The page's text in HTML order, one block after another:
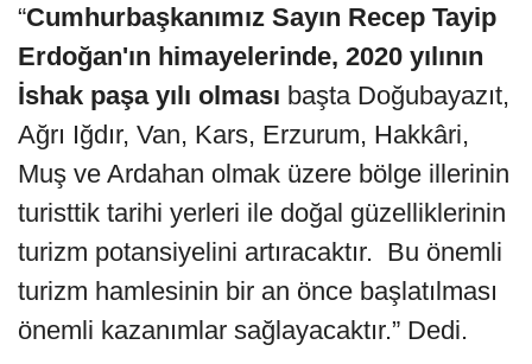
“Cumhurbaşkanımız Sayın Recep Tayip
Erdoğan'ın himayelerinde, 2020 yılının
İshak paşa yılı olması başta Doğubayazıt,
Ağrı Iğdır, Van, Kars, Erzurum, Hakkâri,
Muş ve Ardahan olmak üzere bölge illerinin
turisttik tarihi yerleri ile doğal güzelliklerinin
turizm potansiyelini artıracaktır. Bu önemli
turizm hamlesinin bir an önce başlatılması
önemli kazanımlar sağlayacaktır.” Dedi.